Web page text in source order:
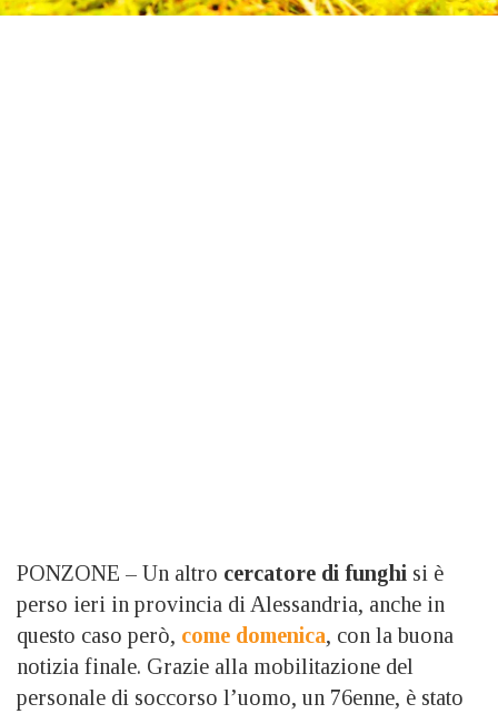
PONZONE – Un altro cercatore di funghi si è
perso ieri in provincia di Alessandria, anche in
questo caso però, come domenica, con la buona
notizia finale. Grazie alla mobilitazione del
personale di soccorso l’uomo, un 76enne, è stato